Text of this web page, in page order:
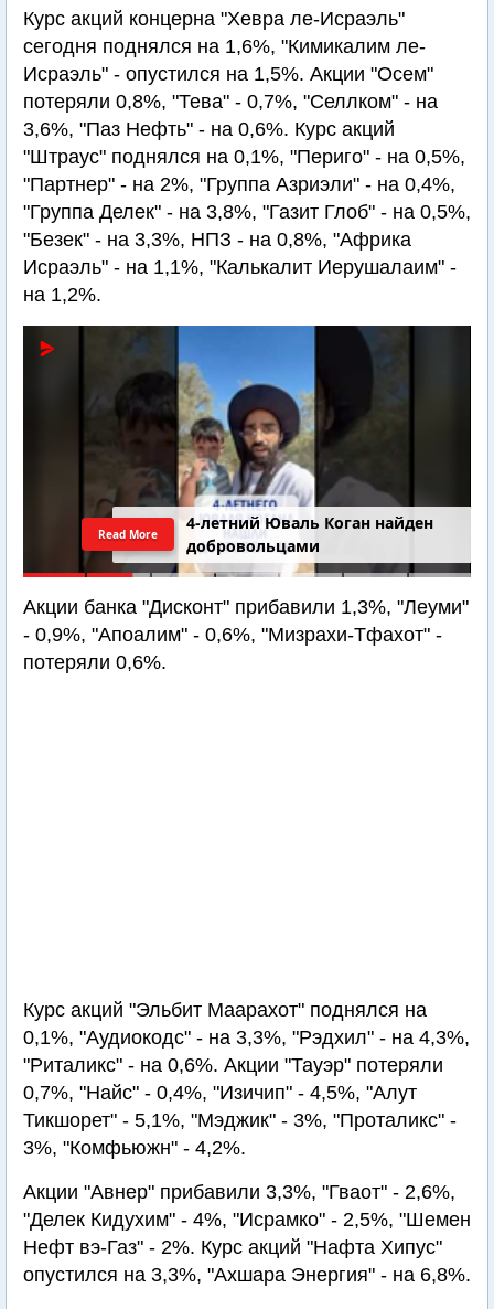
Курс акций концерна "Хевра ле-Исраэль"
сегодня поднялся на 1,6%, "Кимикалим ле-
Исраэль" - опустился на 1,5%. Акции "Осем"
потеряли 0,8%, "Тева" - 0,7%, "Селлком" - на
3,6%, "Паз Нефть" - на 0,6%. Курс акций
"Штраус" поднялся на 0,1%, "Периго" - на 0,5%,
"Партнер" - на 2%, "Группа Азриэли" - на 0,4%,
"Группа Делек" - на 3,8%, "Газит Глоб" - на 0,5%,
"Безек" - на 3,3%, НПЗ - на 0,8%, "Африка
Исраэль" - на 1,1%, "Калькалит Иерушалаим" -
на 1,2%.
4-летний Юваль Коган найден
добровольцами
Read More
Акции банка "Дисконт" прибавили 1,3%, "Леуми"
- 0,9%, "Апоалим" - 0,6%, "Мизрахи-Тфахот" -
потеряли 0,6%.
Курс акций "Эльбит Маарахот" поднялся на
0,1%, "Аудиокодс" - на 3,3%, "Рэдхил" - на 4,3%,
"Риталикс" - на 0,6%. Акции "Тауэр" потеряли
0,7%, "Найс" - 0,4%, "Изичип" - 4,5%, "Алут
Тикшорет" - 5,1%, "Мэджик" - 3%, "Проталикс" -
3%, "Комфьюжн" - 4,2%.
Акции "Авнер" прибавили 3,3%, "Гваот" - 2,6%,
"Делек Кидухим" - 4%, "Исрамко" - 2,5%, "Шемен
Нефт вэ-Газ" - 2%. Курс акций "Нафта Хипус"
опустился на 3,3%, "Ахшара Энергия" - на 6,8%.